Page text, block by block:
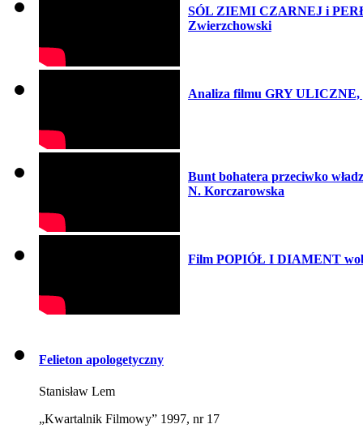
SÓL ZIEMI CZARNEJ i
Zwierzchowski
Analiza filmu GRY ULICZNE,
Bunt bohatera przeciwko
N. Korczarowska
Film POPIÓŁ I DIAMENT
Felieton apologetyczny
Stanisław Lem
„Kwartalnik Filmowy” 1997, nr 17